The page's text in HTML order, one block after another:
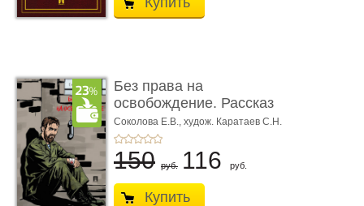
Без права на
освобождение. Рассказ
Соколова Е.В., худож. Каратаев С.Н.
150 руб. 116 руб.
Купить